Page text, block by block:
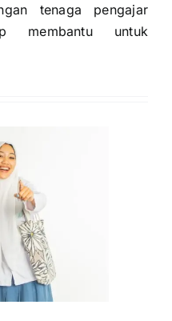
tenaga pengajar
membantu untuk